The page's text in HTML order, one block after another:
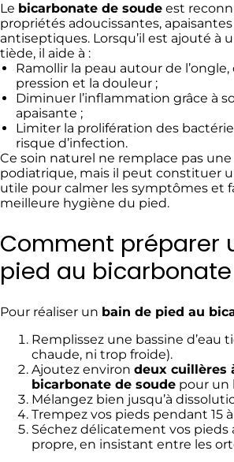
Le bicarbonate de soude est
propriétés adoucissantes,
antiseptiques. Lorsqu’il est ajouté à
tiède, il aide à :
Ramollir la peau autour de
pression et la douleur ;
Diminuer l’inflammation grâce à
apaisante ;
Limiter la prolifération des
risque d’infection.
Ce soin naturel ne remplace pas
podiatrique, mais il peut constituer
utile pour calmer les symptômes et
meilleure hygiène du pied.
Comment préparer
pied au bicarbonate
Pour réaliser un bain de pied au
Remplissez une bassine d’eau
chaude, ni trop froide).
Ajoutez environ deux cuillères
bicarbonate de soude pour un
Mélangez bien jusqu’à
Trempez vos pieds pendant 15
Séchez délicatement vos pieds
propre, en insistant entre les